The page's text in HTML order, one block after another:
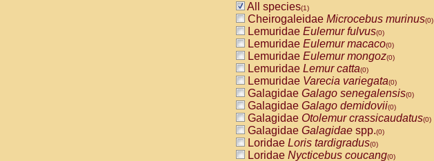
All species(1)
Cheirogaleidae Microcebus murinus(0)
Lemuridae Eulemur fulvus(0)
Lemuridae Eulemur macaco(0)
Lemuridae Eulemur mongoz(0)
Lemuridae Lemur catta(0)
Lemuridae Varecia variegata(0)
Galagidae Galago senegalensis(0)
Galagidae Galago demidovii(0)
Galagidae Otolemur crassicaudatus(0)
Galagidae Galagidae spp.(0)
Loridae Loris tardigradus(0)
Loridae Nycticebus coucang(0)